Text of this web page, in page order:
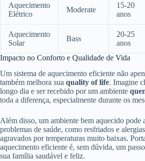
Aquecimento
Elétrico
Moderate
15-20
anos
Aquecimento
Solar
Bass
20-25
anos
Impacto no Conforto e Qualidade de Vida
Um sistema de aquecimento eficiente não
também melhora sua quality of life. Imagine
longo dia e ser recebido por um ambiente
toda a diferença, especialmente durante os
Além disso, um ambiente bem aquecido pode
problemas de saúde, como resfriados e
agravados por temperaturas muito baixas.
aquecimento eficiente é, sem dúvida, um
sua família saudável e feliz.